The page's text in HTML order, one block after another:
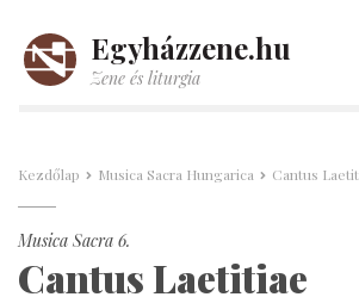
Egyházzene.hu
Zene és liturgia
Kezdőlap Musica Sacra Hungarica Cantus
Musica Sacra 6.
Cantus Laetitiae